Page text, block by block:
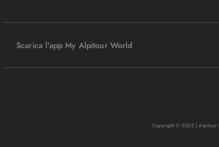
Scarica l'app My Alpitour World
Copyright © 2022 | Alpitour